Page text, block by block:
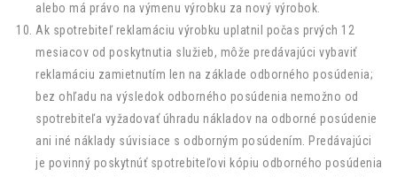
alebo má právo na výmenu výrobku za nový výrobok.
Ak spotrebiteľ reklamáciu výrobku uplatnil počas prvých 12
mesiacov od poskytnutia služieb, môže predávajúci vybaviť
reklamáciu zamietnutím len na základe odborného posúdenia;
bez ohľadu na výsledok odborného posúdenia nemožno od
spotrebiteľa vyžadovať úhradu nákladov na odborné posúdenie
ani iné náklady súvisiace s odborným posúdením. Predávajúci
je povinný poskytnúť spotrebiteľovi kópiu odborného posúdenia